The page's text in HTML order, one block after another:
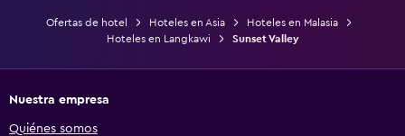
Ofertas de hotel Hoteles en Asia
Hoteles en Malasia
Hoteles en Langkawi
Sunset Valley
Nuestra empresa
Quiénes somos